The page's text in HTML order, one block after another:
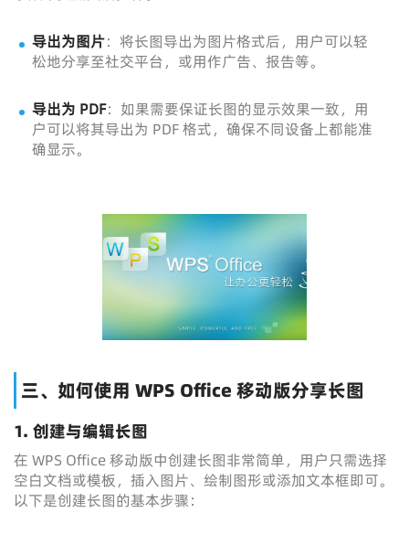
导出为图片：将长图导出为图片格式后，用户可以轻
松地分享至社交平台，或用作广告、报告等。
导出为 PDF：如果需要保证长图的显示效果一致，用
户可以将其导出为 PDF 格式，确保不同设备上都能准
确显示。
三、如何使用 WPS Office 移动版分享长图
1. 创建与编辑长图
在 WPS Office 移动版中创建长图非常简单，用户只需选择
空白文档或模板，插入图片、绘制图形或添加文本框即可。
以下是创建长图的基本步骤：